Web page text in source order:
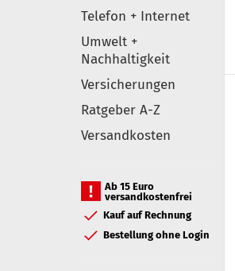
Telefon + Internet
Umwelt +
Nachhaltigkeit
Versicherungen
Ratgeber A-Z
Versandkosten
Ab 15 Euro
versandkostenfrei
Kauf auf Rechnung
Bestellung ohne Login